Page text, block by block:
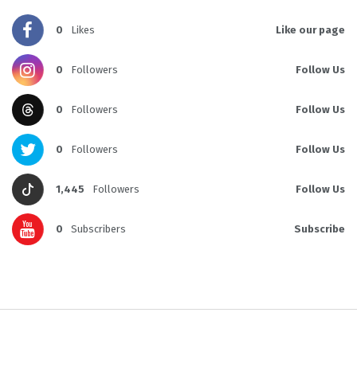
0 Likes Like our page
0 Followers Follow Us
0 Followers Follow Us
0 Followers Follow Us
1,445 Followers Follow Us
0 Subscribers Subscribe